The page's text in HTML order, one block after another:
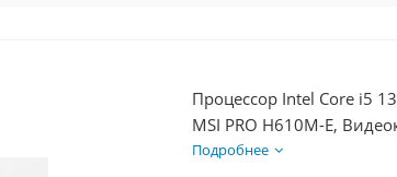
Процессор Intel Core i5
MSI PRO H610M-E,
SSD 500Гб + HDD 2Тб, БП
Подробнее